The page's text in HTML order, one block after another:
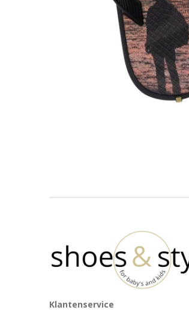
Klantenservice